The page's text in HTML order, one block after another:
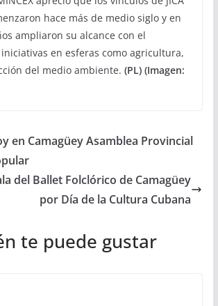
hace más de medio siglo y en
ampliaron su alcance con el
en esferas como agricultura,
del medio ambiente. (PL) (Imagen:
en Camagüey Asamblea Provincial
del Ballet Folclórico de Camagüey
por Día de la Cultura Cubana
te puede gustar